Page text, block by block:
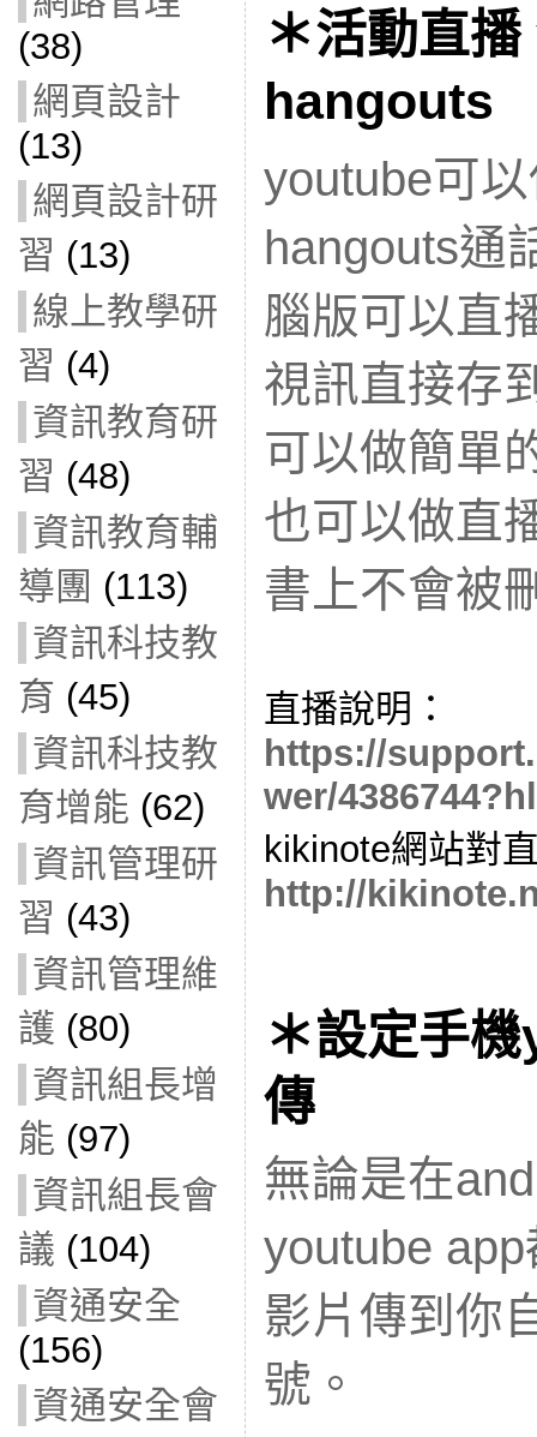
(38)
網頁設計
(13)
網頁設計研
習 (13)
線上教學研
習 (4)
資訊教育研
習 (48)
資訊教育輔
導團 (113)
資訊科技教
育 (45)
資訊科技教
育增能 (62)
資訊管理研
習 (43)
資訊管理維
護 (80)
資訊組長增
能 (97)
資訊組長會
議 (104)
資通安全
(156)
資通安全會
＊活動直
hangouts
youtube可
hangouts通
腦版可以直
視訊直接存
可以做簡單
也可以做直
書上不會被
直播說明：
https://
wer/
kikinote網站對
http://
＊設定手
傳
無論是在
youtube
影片傳到你
號。